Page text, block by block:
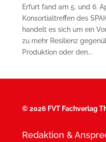
Erfurt fand am 5. und 6.
Konsortialtreffen des
handelt es sich um ein
zu mehr Resilienz
Produktion oder den...
©2026 FVT Fachverlag
Redaktion &